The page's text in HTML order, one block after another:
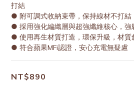
打結
● 附可調式收納束帶，保持線材不打結
● 採用強化編織層與超強纖維核心，強
● 使用再生材質打造，環保升級，材質
● 符合蘋果MFi認證，安心充電無疑慮
NT$890